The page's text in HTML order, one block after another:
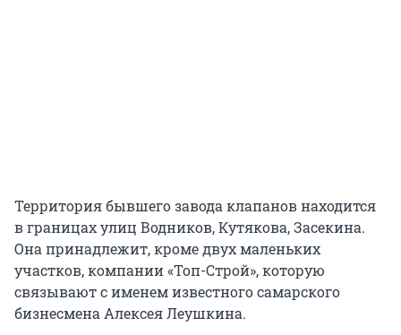
Территория бывшего завода клапанов находится
в границах улиц Водников, Кутякова, Засекина.
Она принадлежит, кроме двух маленьких
участков, компании «Топ-Строй», которую
связывают с именем известного самарского
бизнесмена Алексея Леушкина.